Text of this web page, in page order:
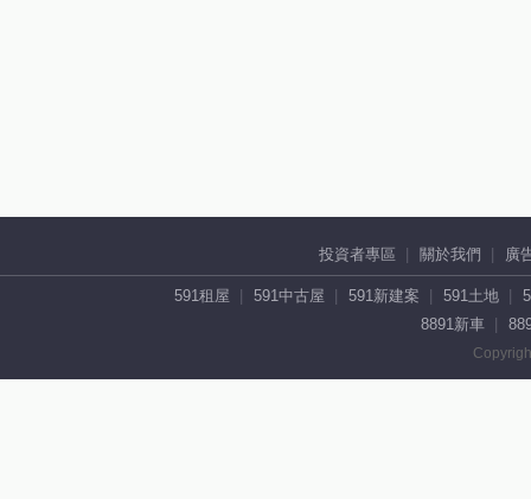
投資者專區 關於我們 廣
591租屋 591中古屋 591新建案 591土地
8891新車